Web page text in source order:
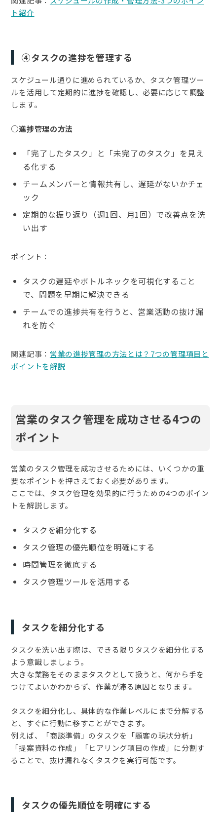
ト紹介
④タスクの進捗を管理する
スケジュール通りに進められているか、タスク管理ツー
ルを活用して定期的に進捗を確認し、必要に応じて調整
します。
○進捗管理の方法
「完了したタスク」と「未完了のタスク」を見え
る化する
チームメンバーと情報共有し、遅延がないかチェ
ック
定期的な振り返り（週1回、月1回）で改善点を洗
い出す
ポイント：
タスクの遅延やボトルネックを可視化すること
で、問題を早期に解決できる
チームでの進捗共有を行うと、営業活動の抜け漏
れを防ぐ
関連記事： 営業の進捗管理の方法とは？7つの管理項目と
ポイントを解説
営業のタスク管理を成功させる4つの
ポイント
営業のタスク管理を成功させるためには、いくつかの重
要なポイントを押さえておく必要があります。
ここでは、タスク管理を効果的に行うための4つのポイン
トを解説します。
タスクを細分化する
タスク管理の優先順位を明確にする
時間管理を徹底する
タスク管理ツールを活用する
タスクを細分化する
タスクを洗い出す際は、できる限りタスクを細分化する
よう意識しましょう。
大きな業務をそのままタスクとして扱うと、何から手を
つけてよいかわからず、作業が滞る原因となります。
タスクを細分化し、具体的な作業レベルにまで分解する
と、すぐに行動に移すことができます。
例えば、「商談準備」のタスクを「顧客の現状分析」
「提案資料の作成」「ヒアリング項目の作成」に分割す
ることで、抜け漏れなくタスクを実行可能です。
タスクの優先順位を明確にする